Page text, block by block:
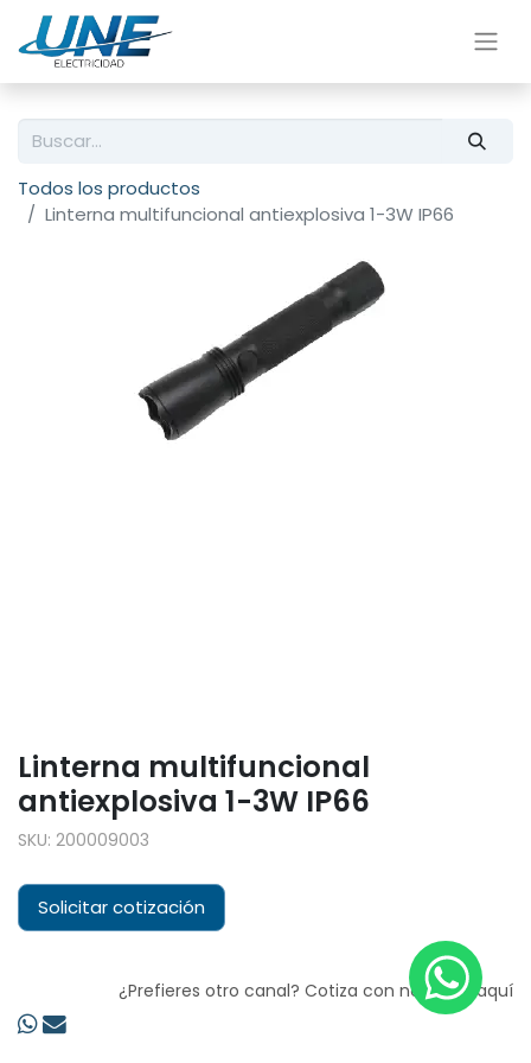
Todos los productos
Linterna multifuncional antiexplosiva 1-3W IP66
Linterna multifuncional
antiexplosiva 1-3W IP66
SKU: 200009003
Solicitar cotización
¿Prefieres otro canal? Cotiza con nosotros aquí